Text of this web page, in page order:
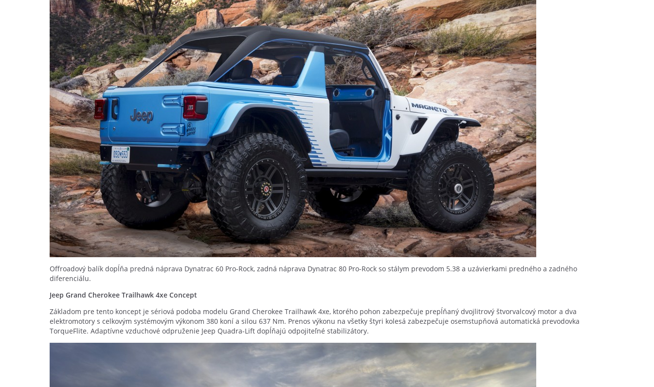
Offroadový balík dopĺňa predná náprava Dynatrac 60 Pro-Rock, zadná náprava Dynatrac 80 Pro-Rock so stálym prevodom 5.38 a uzávierkami predného a zadného
diferenciálu.
Jeep Grand Cherokee Trailhawk 4xe Concept
Základom pre tento koncept je sériová podoba modelu Grand Cherokee Trailhawk 4xe, ktorého pohon zabezpečuje prepĺňaný dvojlitrový štvorvalcový motor a dva
elektromotory s celkovým systémovým výkonom 380 koní a silou 637 Nm. Prenos výkonu na všetky štyri kolesá zabezpečuje osemstupňová automatická prevodovka
TorqueFlite. Adaptívne vzduchové odpruženie Jeep Quadra-Lift dopĺňajú odpojiteľné stabilizátory.